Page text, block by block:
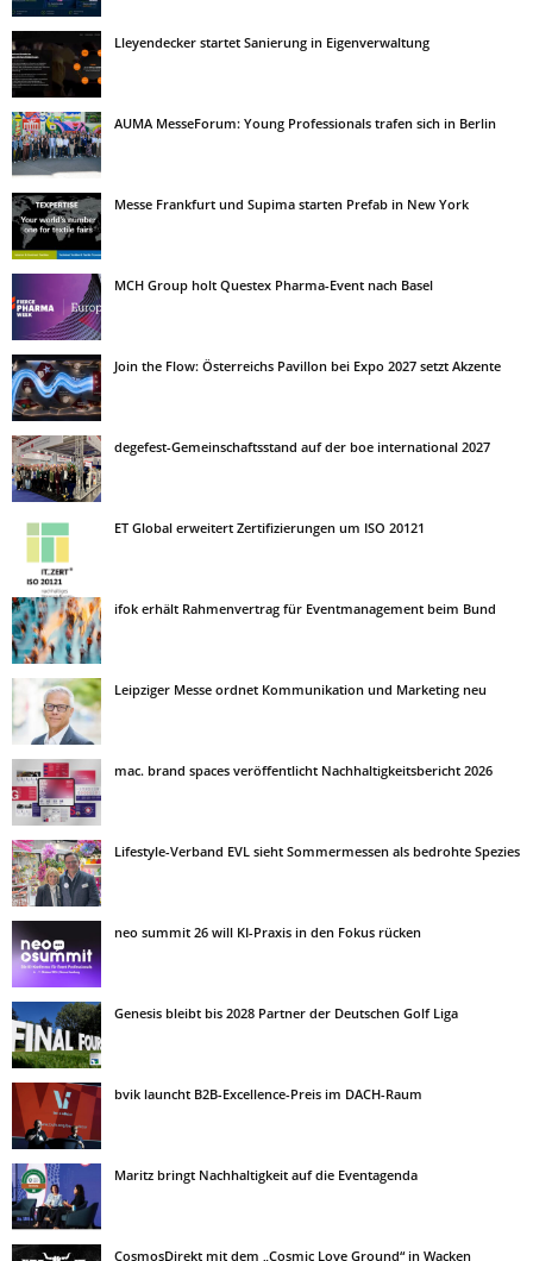
Lleyendecker startet Sanierung in Eigenverwaltung
AUMA MesseForum: Young Professionals trafen sich in Berlin
Messe Frankfurt und Supima starten Prefab in New York
MCH Group holt Questex Pharma-Event nach Basel
Join the Flow: Österreichs Pavillon bei Expo 2027 setzt Akzente
degefest-Gemeinschaftsstand auf der boe international 2027
ET Global erweitert Zertifizierungen um ISO 20121
ifok erhält Rahmenvertrag für Eventmanagement beim Bund
Leipziger Messe ordnet Kommunikation und Marketing neu
mac. brand spaces veröffentlicht Nachhaltigkeitsbericht 2026
Lifestyle-Verband EVL sieht Sommermessen als bedrohte Spezies
neo summit 26 will KI-Praxis in den Fokus rücken
Genesis bleibt bis 2028 Partner der Deutschen Golf Liga
bvik launcht B2B-Excellence-Preis im DACH-Raum
Maritz bringt Nachhaltigkeit auf die Eventagenda
CosmosDirekt mit dem „Cosmic Love Ground“ in Wacken